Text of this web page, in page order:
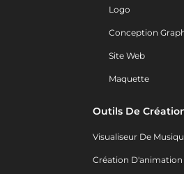
Logo
Conception
Site Web
Maquette
Outils De
Visualiseur De
Création D'animation